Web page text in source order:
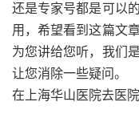
还是专家号都是可以
用，希望看到这篇文
为您讲给您听，我们
让您消除一些疑问。
在上海华山医院去医